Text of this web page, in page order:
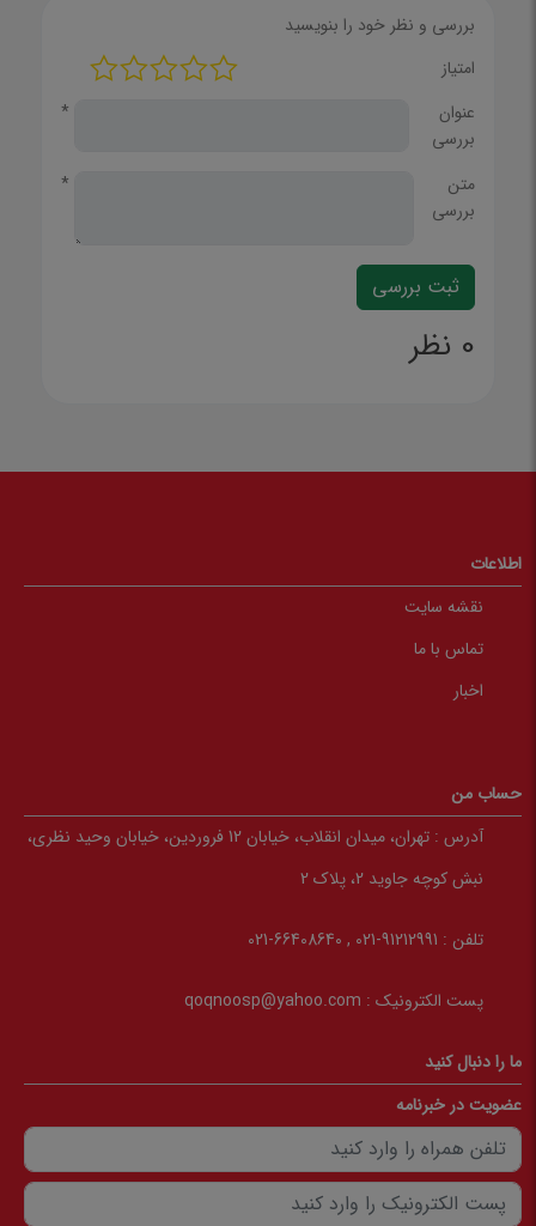
بررسی و نظر خود را بنویسید
امتیاز
عنوان
بررسی
*
متن
بررسی
*
0 نظر
اطلاعات
نقشه سایت
تماس با ما
اخبار
حساب من
آدرس :
تهران، میدان انقلاب، خیابان 12 فروردین، خیابان وحید نظری،
نبش کوچه جاوید 2، پلاک 2
تلفن : 91212991-021 , 66408640-021
پست الکترونیک : qoqnoosp@yahoo.com
ما را دنبال کنید
عضویت در خبرنامه